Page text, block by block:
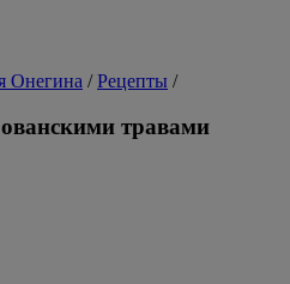
Онегина /Рецепты /
травами